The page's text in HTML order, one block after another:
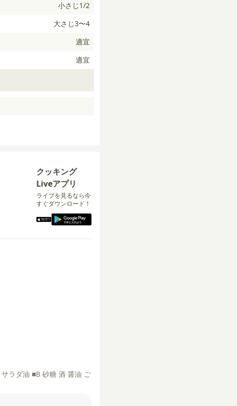
小さじ1/2
大さじ3〜4
適宜
適宜
クッキング
Liveアプリ
ライブを見るなら今
すぐダウンロード！
サラダ油 ■B 砂糖 酒 醤油 ご